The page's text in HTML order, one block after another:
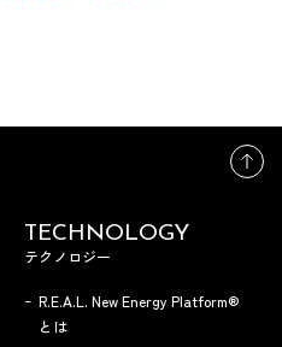
TECHNOLOGY
テクノロジー
R.E.A.L. New Energy Platform®
とは